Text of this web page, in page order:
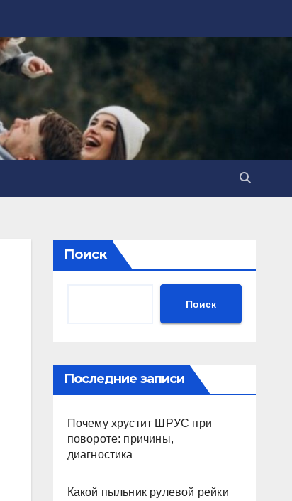
Поиск
Поиск
Последние записи
Почему хрустит ШРУС при
повороте: причины,
диагностика
Какой пыльник рулевой рейки